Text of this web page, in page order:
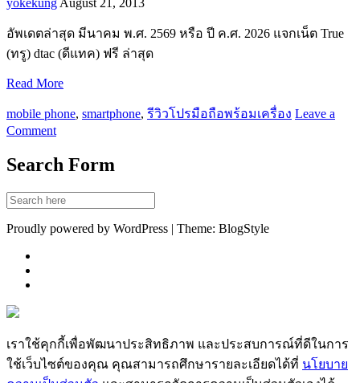
อัพเดตล่าสุด มีนาคม พ.ศ. 2569 หรือ ปี ค.ศ. 2026 แจกเน็ต True
(ทรู) dtac (ดีแทค) ฟรี ล่าสุด
Read More
mobile phone, smartphone, รีวิวโปรมือถือพร้อมเครื่อง Leave a
Comment
Search Form
Proudly powered by WordPress | Theme: BlogStyle
เราใช้คุกกี้เพื่อพัฒนาประสิทธิภาพ และประสบการณ์ที่ดีในการ
ใช้เว็บไซต์ของคุณ คุณสามารถศึกษารายละเอียดได้ที่ นโยบาย